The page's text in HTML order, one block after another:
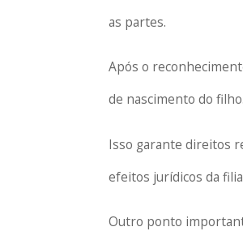
as partes.
Após o
de nascimento do filho.
Isso garante direitos
efeitos jurídicos da
Outro ponto